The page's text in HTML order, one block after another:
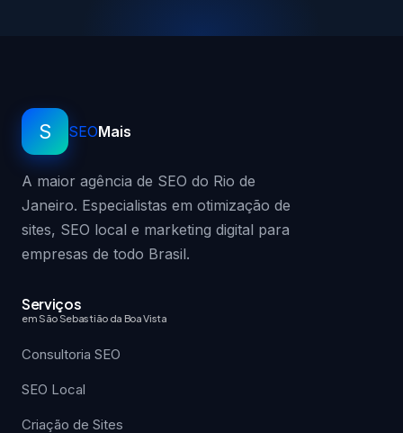
S SEOMais
A maior agência de SEO do Rio de
Janeiro. Especialistas em otimização de
sites, SEO local e marketing digital para
empresas de todo Brasil.
Serviços
em São Sebastião da Boa Vista
Consultoria SEO
SEO Local
Criação de Sites